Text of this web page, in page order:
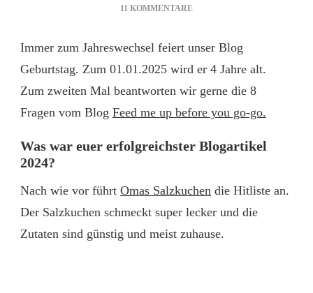
11 KOMMENTAREZU
Immer zum Jahreswechsel feiert unser Blog
Geburtstag. Zum 01.01.2025 wird er 4 Jahre alt.
Zum zweiten Mal beantworten wir gerne die 8
Fragen vom Blog Feed me up before you go-go.
Was war euer erfolgreichster Blogartikel
2024?
Nach wie vor führt Omas Salzkuchen die Hitliste an.
Der Salzkuchen schmeckt super lecker und die
Zutaten sind günstig und meist zuhause.